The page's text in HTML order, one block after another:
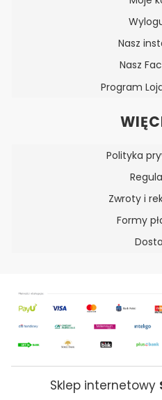
Nasz
Nasz
Program
Polityka
Zwroty i
Formy
Sklep internetowy